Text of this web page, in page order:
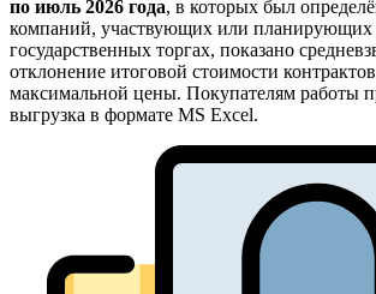
по июль 2026 года, в которых был
компаний, участвующих или планирующих
государственных торгах, показано
отклонение итоговой стоимости
максимальной цены. Покупателям работы
выгрузка в формате MS Excel.